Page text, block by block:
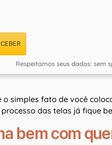
Respeitamos seus dados: sem
o simples fato de você
processo das telas já fique
bem com